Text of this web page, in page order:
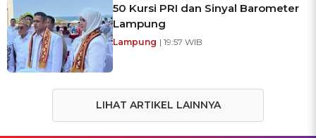
50 Kursi PRI dan Sinyal Barometer
Lampung
Lampung | 19:57 WIB
LIHAT ARTIKEL LAINNYA